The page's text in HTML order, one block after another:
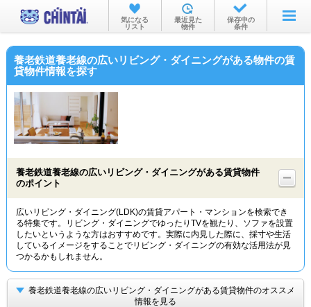
お部屋を探す
沿線・駅から
不動産会社から
気になる
リスト
最近見た
物件
保存中の
条件
養老鉄道養老線の広いリビング・ダイニングがある物件の賃
貸物件情報を探す
養老鉄道養老線の広いリビング・ダイニングがある賃貸物件
のポイント
広いリビング・ダイニング(LDK)の賃貸アパート・マンションを検索でき
る特集です。リビング・ダイニングでゆったりTVを観たり、ソファを設置
したいというような方はおすすめです。実際に内見した際に、採寸や生活
しているイメージをすることでリビング・ダイニングの有効な活用法が見
つかるかもしれません。
養老鉄道養老線の広いリビング・ダイニングがある賃貸物件のオススメ
情報を見る